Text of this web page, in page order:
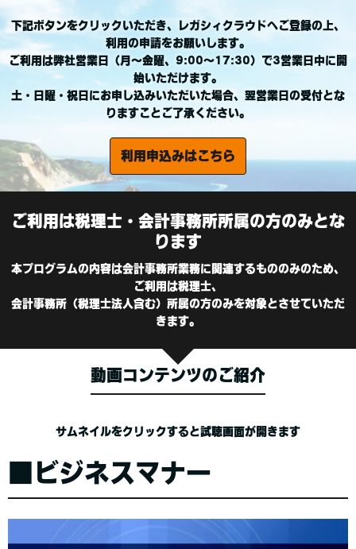
下記ボタンをクリックいただき、レガシィクラウドへご登録の上、
利用の申請をお願いします。
ご利用は弊社営業日（月～金曜、9:00～17:30）で3営業日中に開
始いただけます。
土・日曜・祝日にお申し込みいただいた場合、翌営業日の受付とな
りますことご了承ください。
利用申込みはこちら
ご利用は税理士・会計事務所所属の方のみとな
ります
本プログラムの内容は会計事務所業務に関連するもののみのため、
ご利用は税理士、
会計事務所（税理士法人含む）所属の方のみを対象とさせていただ
きます。
動画コンテンツのご紹介
サムネイルをクリックすると試聴画面が開きます
■ビジネスマナー